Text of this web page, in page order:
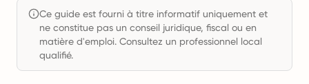
Ce guide est fourni à titre informatif uniquement et
ne constitue pas un conseil juridique, fiscal ou en
matière d'emploi. Consultez un professionnel local
qualifié.